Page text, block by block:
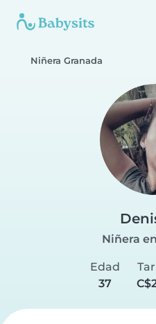
Niñera Granada
Niñera
Edad
37